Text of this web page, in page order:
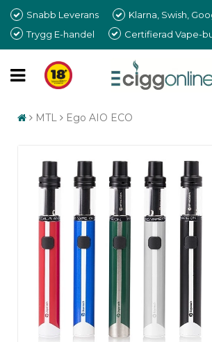
Snabb Leverans
Klarna, Swish,
Trygg E-handel
Certifierad Vape-
MTL Ego AIO ECO